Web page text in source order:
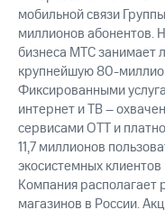
мобильной связи
миллионов абонентов.
бизнеса МТС занимает
крупнейшую 80-
Фиксированными
интернет и ТВ –
сервисами OTT и
11,7 миллионов
экосистемных
Компания располагает
магазинов в России.